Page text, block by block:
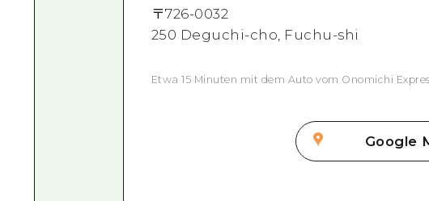
〒726-0032
250 Deguchi-cho, Fuchu-shi
Etwa 15 Minuten mit dem Auto vom Onomichi
Google